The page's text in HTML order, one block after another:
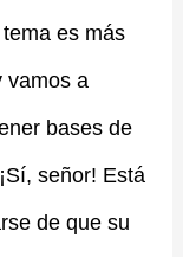
es más
vamos a
bases de
señor! Está
de que su